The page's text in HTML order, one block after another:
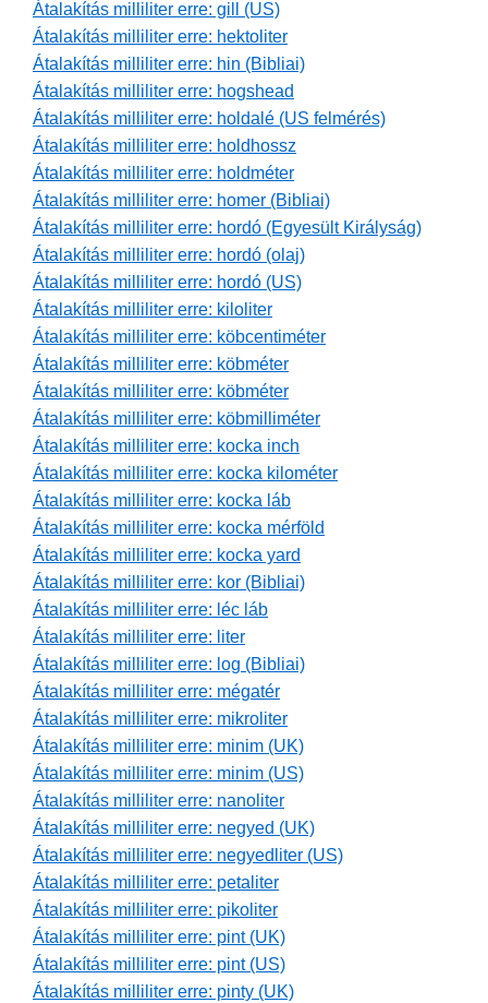
Átalakítás milliliter erre: gill (US)
Átalakítás milliliter erre: hektoliter
Átalakítás milliliter erre: hin (Bibliai)
Átalakítás milliliter erre: hogshead
Átalakítás milliliter erre: holdalé (US felmérés)
Átalakítás milliliter erre: holdhossz
Átalakítás milliliter erre: holdméter
Átalakítás milliliter erre: homer (Bibliai)
Átalakítás milliliter erre: hordó (Egyesült Királyság)
Átalakítás milliliter erre: hordó (olaj)
Átalakítás milliliter erre: hordó (US)
Átalakítás milliliter erre: kiloliter
Átalakítás milliliter erre: köbcentiméter
Átalakítás milliliter erre: köbméter
Átalakítás milliliter erre: köbméter
Átalakítás milliliter erre: köbmilliméter
Átalakítás milliliter erre: kocka inch
Átalakítás milliliter erre: kocka kilométer
Átalakítás milliliter erre: kocka láb
Átalakítás milliliter erre: kocka mérföld
Átalakítás milliliter erre: kocka yard
Átalakítás milliliter erre: kor (Bibliai)
Átalakítás milliliter erre: léc láb
Átalakítás milliliter erre: liter
Átalakítás milliliter erre: log (Bibliai)
Átalakítás milliliter erre: mégatér
Átalakítás milliliter erre: mikroliter
Átalakítás milliliter erre: minim (UK)
Átalakítás milliliter erre: minim (US)
Átalakítás milliliter erre: nanoliter
Átalakítás milliliter erre: negyed (UK)
Átalakítás milliliter erre: negyedliter (US)
Átalakítás milliliter erre: petaliter
Átalakítás milliliter erre: pikoliter
Átalakítás milliliter erre: pint (UK)
Átalakítás milliliter erre: pint (US)
Átalakítás milliliter erre: pinty (UK)